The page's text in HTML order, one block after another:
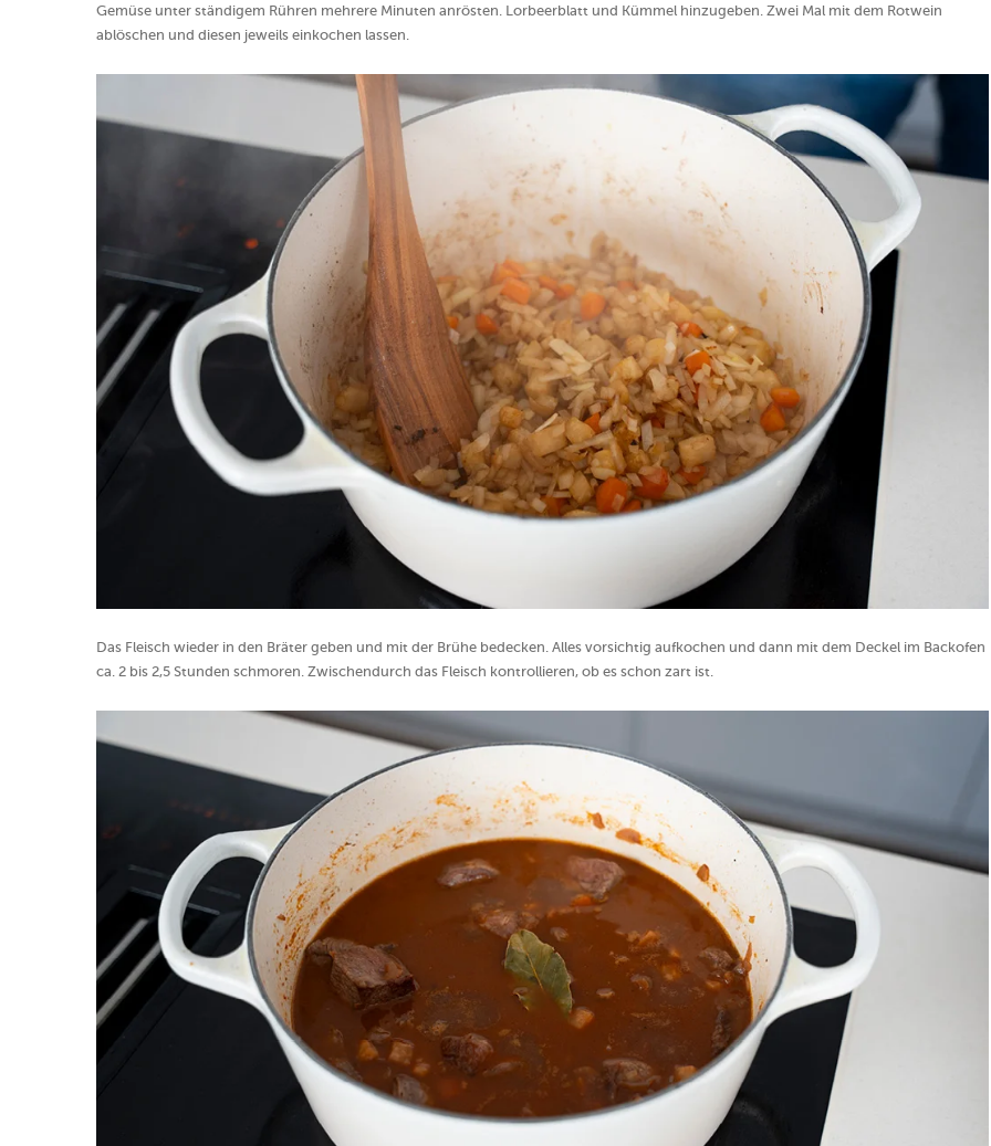
Gemüse unter ständigem Rühren mehrere Minuten anrösten. Lorbeerblatt und Kümmel hinzugeben. Zwei Mal mit dem Rotwein
ablöschen und diesen jeweils einkochen lassen.
Das Fleisch wieder in den Bräter geben und mit der Brühe bedecken. Alles vorsichtig aufkochen und dann mit dem Deckel im Backofen
ca. 2 bis 2,5 Stunden schmoren. Zwischendurch das Fleisch kontrollieren, ob es schon zart ist.